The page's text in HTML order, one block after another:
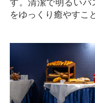
す。清潔で明るい
をゆっくり癒やすこ